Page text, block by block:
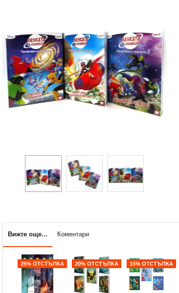
20% ОТСТЪПКА 20% ОТСТЪПКА
НОВО!
Вижте още... Коментари
25% ОТСТЪПКА 20% ОТСТЪПКА 15% ОТСТЪПКА